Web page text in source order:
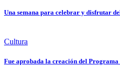
Una semana para celebrar y disfrutar
Cultura
Fue aprobada la creación del Programa